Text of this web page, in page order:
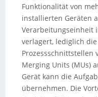
Funktionalität von
installierten Geräten
Verarbeitungseinheit
verlagert, lediglich
Prozessschnittstellen
Merging Units (MUs)
Gerät kann die
übernehmen. Die